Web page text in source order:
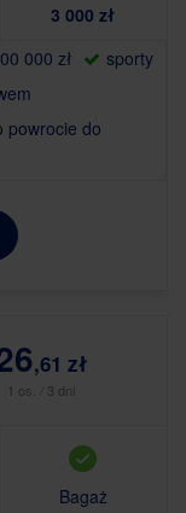
3 000 zł
000 zł
sporty
powrocie do
Bagaż
,61 zł
1 os. / 3 dni